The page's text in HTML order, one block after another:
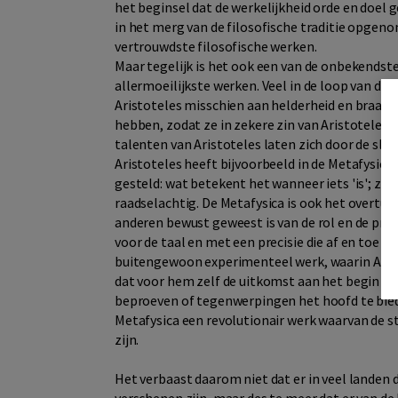
het beginsel dat de werkelijkheid orde en doel
in het merg van de filosofische traditie
vertrouwdste filosofische werken.
Maar tegelijk is het ook een van de
allermoeilijkste werken. Veel in de loop van de
Aristoteles misschien aan helderheid en
hebben, zodat ze in zekere zin van Aristoteles
talenten van Aristoteles laten zich door de
Aristoteles heeft bijvoorbeeld in de Metafysica
gesteld: wat betekent het wanneer iets 'is';
raadselachtig. De Metafysica is ook het
anderen bewust geweest is van de rol en de
voor de taal en met een precisie die af en toe
buitengewoon experimenteel werk, waarin
dat voor hem zelf de uitkomst aan het begin al
beproeven of tegenwerpingen het hoofd te
Metafysica een revolutionair werk waarvan de
zijn.
Het verbaast daarom niet dat er in veel